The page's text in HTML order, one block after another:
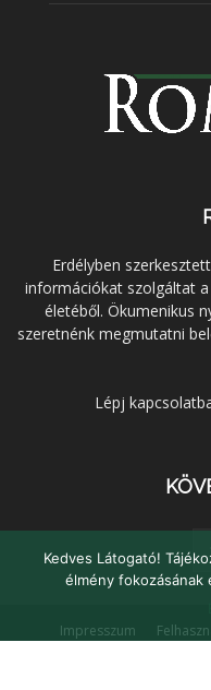
Erdélyben
információkat szolgáltat
életéből. Ökumenikus
szeretnénk megmutatni
Lépj
Impresszum
Kedves Látogató!
élmény fokozásának